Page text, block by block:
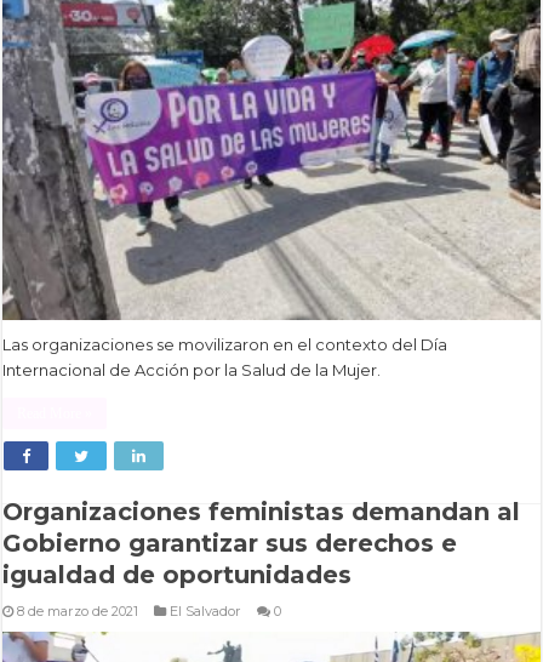
Las organizaciones se movilizaron en el contexto del Día
Internacional de Acción por la Salud de la Mujer.
Organizaciones feministas demandan al
Gobierno garantizar sus derechos e
igualdad de oportunidades
8 de marzo de 2021 El Salvador 0